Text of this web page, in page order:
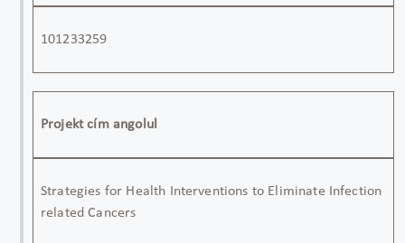
101233259
Projekt cím angolul
Strategies for Health Interventions to Eliminate Infection
related Cancers